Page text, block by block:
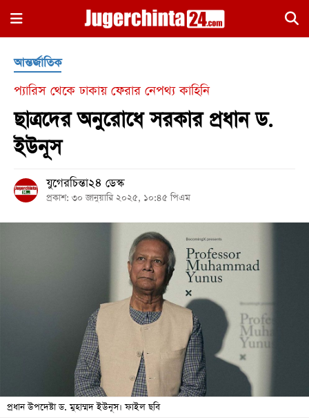
×
জাতীয়
রাজনীতি
মিডিয়া
আন্তর্জাতিক
প্যারিস থেকে ঢাকায় ফেরার নেপথ্য কাহিনি
ছাত্রদের অনুরোধে সরকার প্রধান ড.
ইউনূস
যুগেরচিন্তা২৪ ডেস্ক
প্রকাশ: ৩০ জানুয়ারি ২০২৫, ১০:৪৫ পিএম
প্রধান উপদেষ্টা ড. মুহাম্মদ ইউনূস। ফাইল ছবি